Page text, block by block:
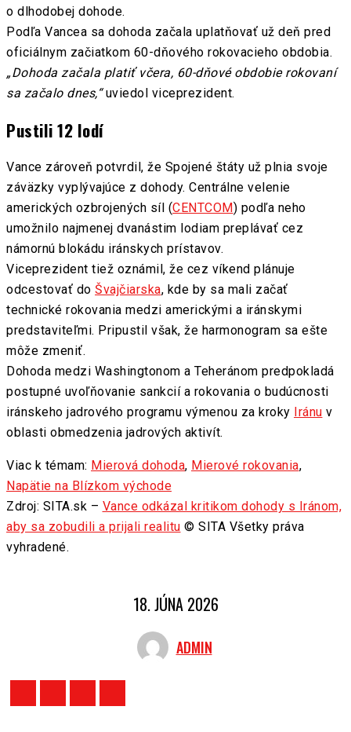
o dlhodobej dohode.
Podľa Vancea sa dohoda začala uplatňovať už deň pred
oficiálnym začiatkom 60-dňového rokovacieho obdobia.
„Dohoda začala platiť včera, 60-dňové obdobie rokovaní
sa začalo dnes,“uviedol viceprezident.
Pustili 12 lodí
Vance zároveň potvrdil, že Spojené štáty už plnia svoje
záväzky vyplývajúce z dohody. Centrálne velenie
amerických ozbrojených síl (CENTCOM) podľa neho
umožnilo najmenej dvanástim lodiam preplávať cez
námornú blokádu iránskych prístavov.
Viceprezident tiež oznámil, že cez víkend plánuje
odcestovať do Švajčiarska, kde by sa mali začať
technické rokovania medzi americkými a iránskymi
predstaviteľmi. Pripustil však, že harmonogram sa ešte
môže zmeniť.
Dohoda medzi Washingtonom a Teheránom predpokladá
postupné uvoľňovanie sankcií a rokovania o budúcnosti
iránskeho jadrového programu výmenou za kroky Iránu v
oblasti obmedzenia jadrových aktivít.
Viac k témam: Mierová dohoda, Mierové rokovania,
Napätie na Blízkom východe
Zdroj: SITA.sk – Vance odkázal kritikom dohody s Iránom,
aby sa zobudili a prijali realitu © SITA Všetky práva
vyhradené.
18. JÚNA 2026
ADMIN